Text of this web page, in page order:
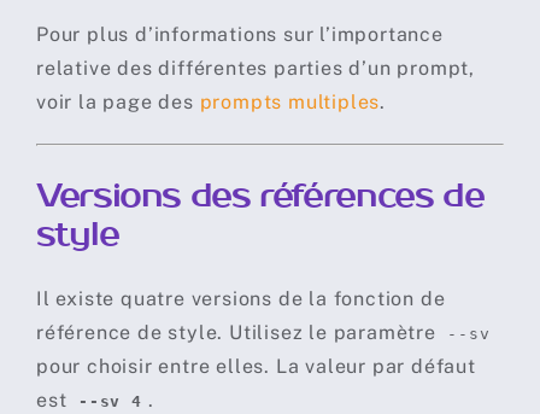
Pour plus d’informations sur l’importance
relative des différentes parties d’un prompt,
voir la page des prompts multiples.
Versions des références de
style
Il existe quatre versions de la fonction de
référence de style. Utilisez le paramètre
--sv
pour choisir entre elles. La valeur par défaut
est
--sv 4 .